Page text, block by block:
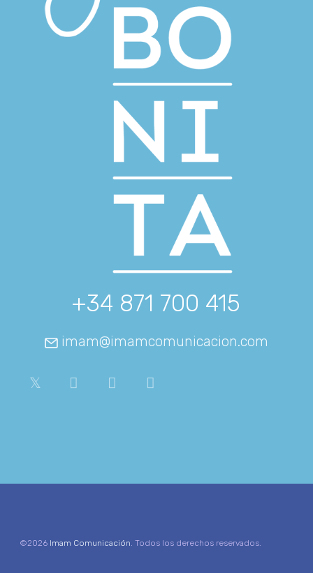
+34 871 700 415
imam@imamcomunicacion.com
©2026 Imam Comunicación. Todos los derechos reservados.